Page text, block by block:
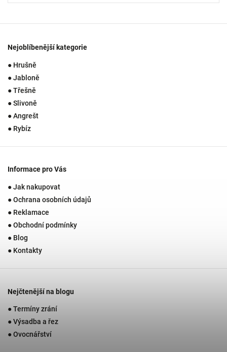
Nejoblíbenější kategorie
● Hrušně
● Jabloně
● Třešně
● Slivoně
● Angrešt
● Rybíz
Informace pro Vás
● Jak nakupovat
● Ochrana osobních údajů
● Reklamace
● Obchodní podmínky
● Blog
● Kontakty
Nejčtenější na blogu
● Termíny zrání
● Výsadba a řez
● Ovocnářství